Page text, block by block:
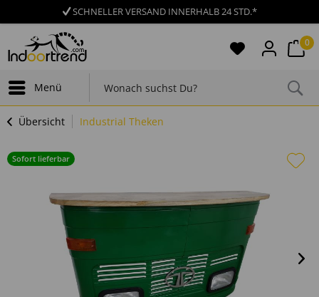
SCHNELLER VERSAND INNERHALB 24 STD.*
Menü
0
Übersicht Industrial Theken
Sofort lieferbar